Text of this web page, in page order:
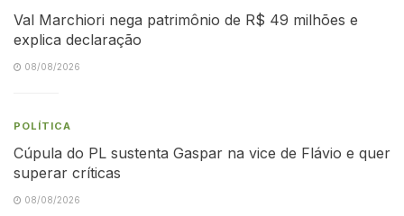
Val Marchiori nega patrimônio de R$ 49 milhões e
explica declaração
08/08/2026
POLÍTICA
Cúpula do PL sustenta Gaspar na vice de Flávio e quer
superar críticas
08/08/2026